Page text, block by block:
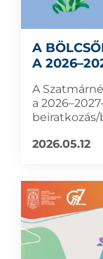
A
A
A
a
2026.05.12